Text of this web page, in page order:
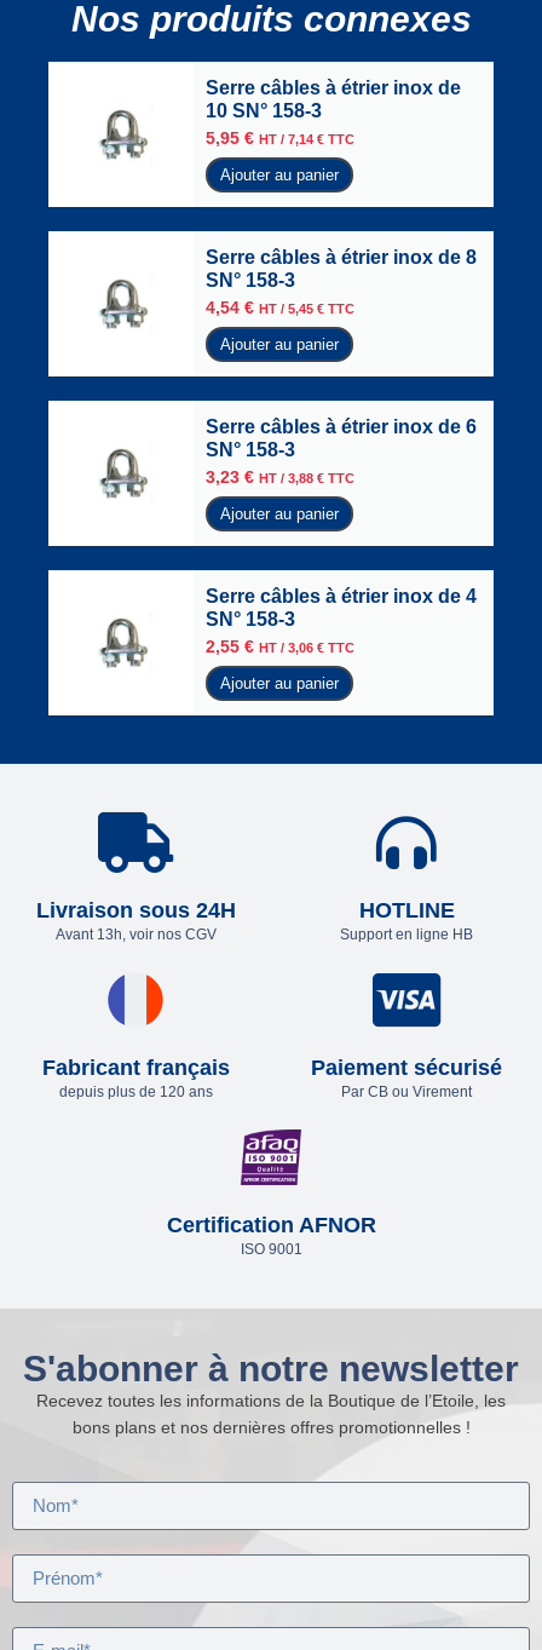
Nos produits connexes
Serre câbles à étrier inox de
10 SN° 158-3
5,95 € HT / 7,14 € TTC
Ajouter au panier
Serre câbles à étrier inox de 8
SN° 158-3
4,54 € HT / 5,45 € TTC
Ajouter au panier
Serre câbles à étrier inox de 6
SN° 158-3
3,23 € HT / 3,88 € TTC
Ajouter au panier
Serre câbles à étrier inox de 4
SN° 158-3
2,55 € HT / 3,06 € TTC
Ajouter au panier
Livraison sous 24H
Avant 13h, voir nos CGV
HOTLINE
Support en ligne HB
Fabricant français
depuis plus de 120 ans
Paiement sécurisé
Par CB ou Virement
Certification AFNOR
ISO 9001
S'abonner à notre newsletter
Recevez toutes les informations de la Boutique de l’Etoile, les
bons plans et nos dernières offres promotionnelles !